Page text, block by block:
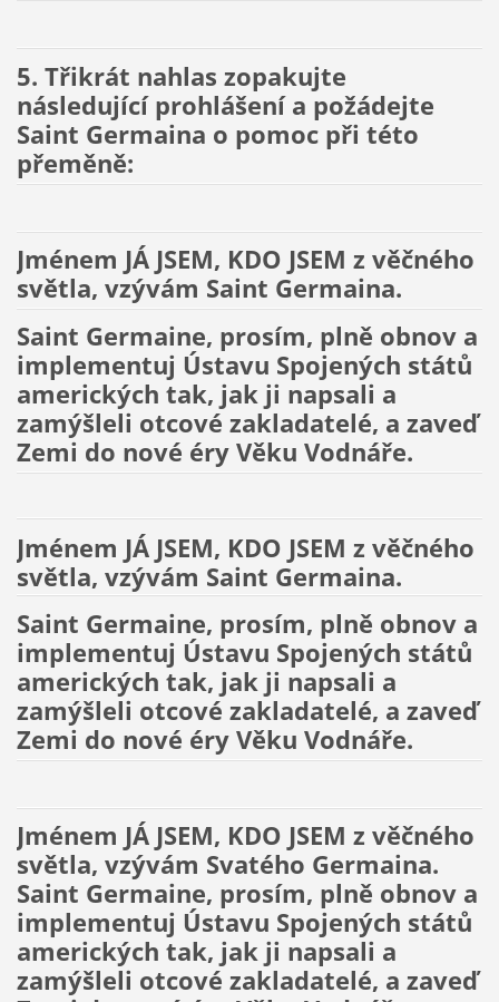
5. Třikrát nahlas zopakujte
následující prohlášení a požádejte
Saint Germaina o pomoc při této
přeměně:
Jménem JÁ JSEM, KDO JSEM z věčného
světla, vzývám Saint Germaina.
Saint Germaine, prosím, plně obnov a
implementuj Ústavu Spojených států
amerických tak, jak ji napsali a
zamýšleli otcové zakladatelé, a zaveď
Zemi do nové éry Věku Vodnáře.
Jménem JÁ JSEM, KDO JSEM z věčného
světla, vzývám Saint Germaina.
Saint Germaine, prosím, plně obnov a
implementuj Ústavu Spojených států
amerických tak, jak ji napsali a
zamýšleli otcové zakladatelé, a zaveď
Zemi do nové éry Věku Vodnáře.
Jménem JÁ JSEM, KDO JSEM z věčného
světla, vzývám Svatého Germaina.
Saint Germaine, prosím, plně obnov a
implementuj Ústavu Spojených států
amerických tak, jak ji napsali a
zamýšleli otcové zakladatelé, a zaveď